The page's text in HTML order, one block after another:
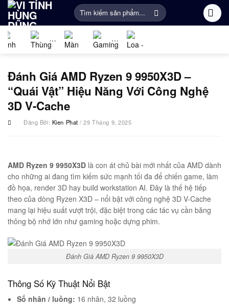
Bỏ
qua
nội
dung
Tìm
kiếm:
máy
tính
Máy
Tính
Khác
Đánh Giá AMD Ryzen 9 9950X3D –
“Quái Vật” Hiệu Năng Với Công Nghệ
3D V-Cache
Đăng Bởi: Kien Phat/ 29 Tháng 9, 2025
AMD Ryzen 9 9950X3D là con át chủ bài mới nhất của AMD dành
cho những ai đang tìm kiếm sức mạnh tối đa để chiến game, làm
đồ họa, render 3D hay build workstation AI. Đây là thế hệ tiếp
theo của dòng Ryzen X3D – nổi bật với công nghệ 3D V-Cache
mang lại hiệu suất vượt trội, đặc biệt trong các tác vụ cần băng
thông bộ nhớ lớn như gaming hoặc dựng phim.
Đánh Giá AMD Ryzen 9 9950X3D
Thông Số Kỹ Thuật Nổi Bật
Số nhân / luồng: 16 nhân, 32 luồng